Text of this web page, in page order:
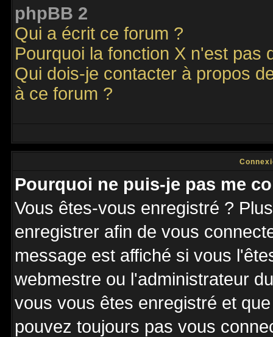
phpBB 2
Qui a écrit ce forum ?
Pourquoi la fonction X n'est pas
Qui dois-je contacter à propos
à ce forum ?
Pourquoi ne puis-je pas me
Vous êtes-vous enregistré ?
enregistrer afin de vous
message est affiché si vous
webmestre ou l'administrateur
vous vous êtes enregistré et
pouvez toujours pas vous